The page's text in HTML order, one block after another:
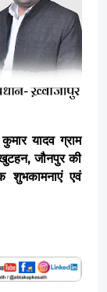
यादव ग्राम
जौनपुर की
शुभकामनाएं एवं